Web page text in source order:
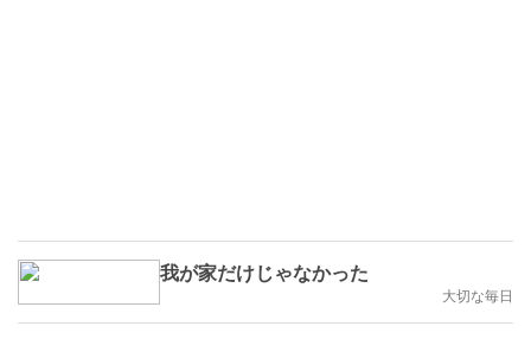
我が家だけじゃなかった
大切な毎日